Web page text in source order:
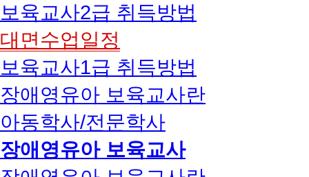
보육교사2급 취득방법
대면수업일정
보육교사1급 취득방법
장애영유아 보육교사란
아동학사/전문학사
장애영유아 보육교사